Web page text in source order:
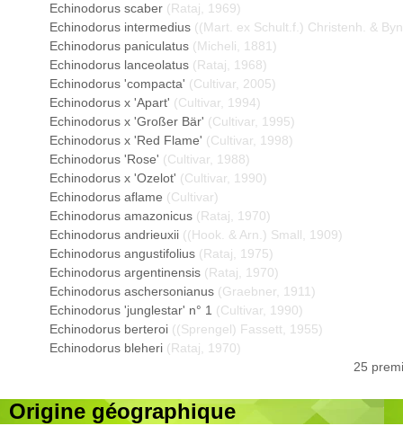
Echinodorus scaber (Rataj, 1969)
Echinodorus intermedius ((Mart. ex Schult.f.) Christenh. &
Echinodorus paniculatus (Micheli, 1881)
Echinodorus lanceolatus (Rataj, 1968)
Echinodorus 'compacta' (Cultivar, 2005)
Echinodorus x 'Apart' (Cultivar, 1994)
Echinodorus x 'Großer Bär' (Cultivar, 1995)
Echinodorus x 'Red Flame' (Cultivar, 1998)
Echinodorus 'Rose' (Cultivar, 1988)
Echinodorus x 'Ozelot' (Cultivar, 1990)
Echinodorus aflame (Cultivar)
Echinodorus amazonicus (Rataj, 1970)
Echinodorus andrieuxii ((Hook. & Arn.) Small, 1909)
Echinodorus angustifolius (Rataj, 1975)
Echinodorus argentinensis (Rataj, 1970)
Echinodorus aschersonianus (Graebner, 1911)
Echinodorus 'junglestar' n° 1 (Cultivar, 1990)
Echinodorus berteroi ((Sprengel) Fassett, 1955)
Echinodorus bleheri (Rataj, 1970)
25
Origine géographique